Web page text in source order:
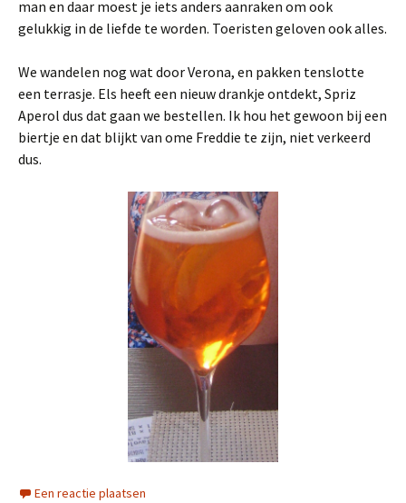
man en daar moest je iets anders aanraken om ook
gelukkig in de liefde te worden. Toeristen geloven ook alles.
We wandelen nog wat door Verona, en pakken tenslotte
een terrasje. Els heeft een nieuw drankje ontdekt, Spriz
Aperol dus dat gaan we bestellen. Ik hou het gewoon bij een
biertje en dat blijkt van ome Freddie te zijn, niet verkeerd
dus.
Een reactie plaatsen